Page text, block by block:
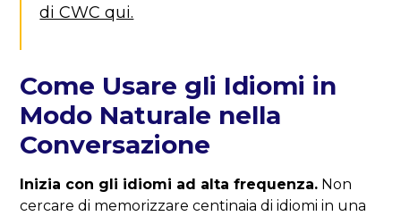
di CWC qui.
Come Usare gli Idiomi in
Modo Naturale nella
Conversazione
Inizia con gli idiomi ad alta frequenza. Non
cercare di memorizzare centinaia di idiomi in una